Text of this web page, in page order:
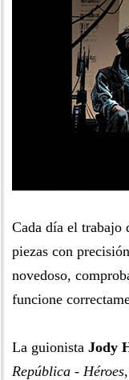
Cada día el trabajo
piezas con
novedoso,
funcione
La guionista Jody
República - Héroes